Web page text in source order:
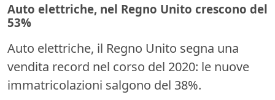
Auto elettriche, nel Regno Unito crescono del
53%
Auto elettriche, il Regno Unito segna una
vendita record nel corso del 2020: le nuove
immatricolazioni salgono del 38%.